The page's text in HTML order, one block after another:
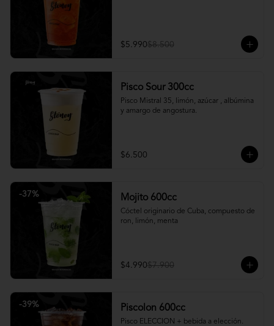
$5.990$8.500
Pisco Sour 300cc
Pisco Mistral 35, limón, azúcar , albúmina
y amargo de angostura.
$6.500
-37% Mojito 600cc
Cóctel originario de Cuba, compuesto de
ron, limón, menta
$4.990$7.900
-39% Piscolon 600cc
Pisco ELECCION + bebida a elección.